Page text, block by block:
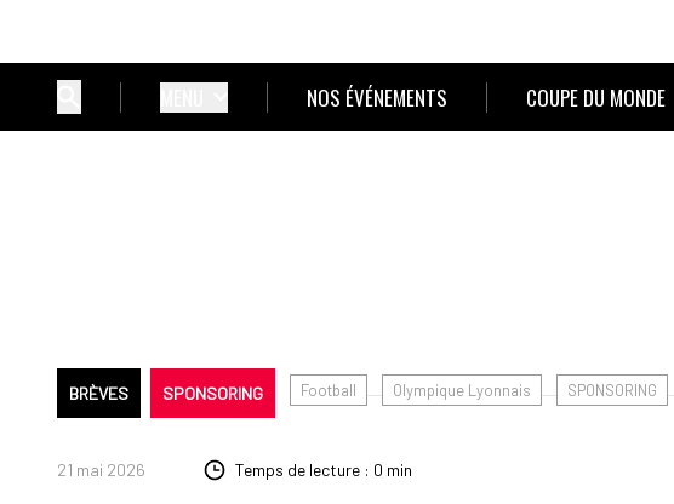
NOS ÉVÉNEMENTS COUPE DU MONDE
BRÈVES SPONSORING Football Olympique Lyonnais SPONSORING
21 mai 2026 Temps de lecture : 0 min